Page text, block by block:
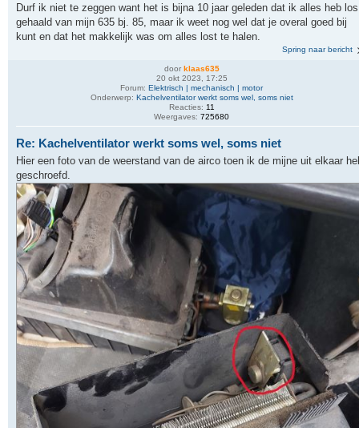
Durf ik niet te zeggen want het is bijna 10 jaar geleden dat ik alles heb los
gehaald van mijn 635 bj. 85, maar ik weet nog wel dat je overal goed bij
kunt en dat het makkelijk was om alles lost te halen.
Spring naar bericht
door klaas635
20 okt 2023, 17:25
Forum: Elektrisch | mechanisch | motor
Onderwerp: Kachelventilator werkt soms wel, soms niet
Reacties: 11
Weergaves: 725680
Re: Kachelventilator werkt soms wel, soms niet
Hier een foto van de weerstand van de airco toen ik de mijne uit elkaar
geschroefd.